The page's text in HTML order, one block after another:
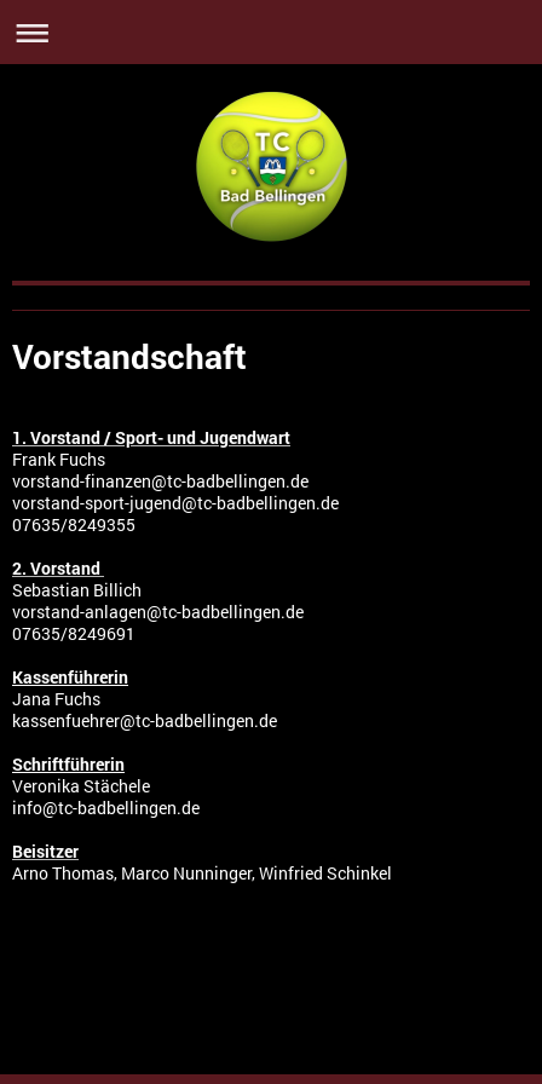
Vorstandschaft
1. Vorstand / Sport- und Jugendwart
Frank Fuchs
vorstand-finanzen@tc-badbellingen.de
vorstand-sport-jugend@tc-badbellingen.de
07635/8249355
2. Vorstand
Sebastian Billich
vorstand-anlagen@tc-badbellingen.de
07635/8249691
Kassenführerin
Jana Fuchs
kassenfuehrer@tc-badbellingen.de
Schriftführerin
Veronika Stächele
info@tc-badbellingen.de
Beisitzer
Arno Thomas, Marco Nunninger, Winfried Schinkel